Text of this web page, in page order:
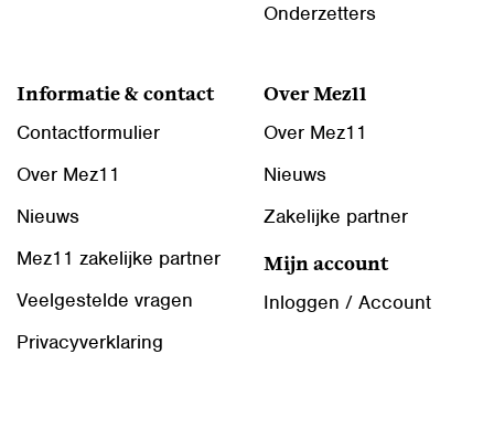
Onderzetters
Informatie & contact
Contactformulier
Over Mez11
Nieuws
Mez11 zakelijke partner
Veelgestelde vragen
Privacyverklaring
Over Mez11
Over Mez11
Nieuws
Zakelijke partner
Mijn account
Inloggen / Account